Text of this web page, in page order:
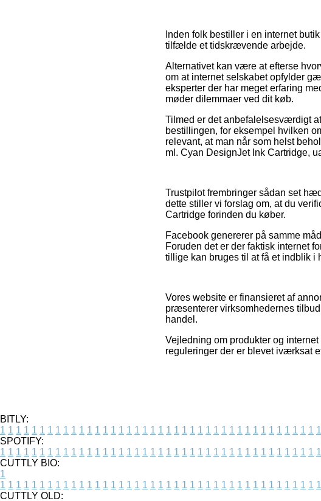
Inden folk bestiller i en internet
tilfælde et tidskrævende arbejde.
Alternativet kan være at efterse
om at internet selskabet opfylder
eksperter der har meget erfaring
møder dilemmaer ved dit køb.
Tilmed er det anbefalelsesværdigt
bestillingen, for eksempel hvilken
relevant, at man når som helst
ml. Cyan DesignJet Ink Cartridge,
Trustpilot frembringer sådan set
dette stiller vi forslag om, at du
Cartridge forinden du køber.
Facebook genererer på samme
Foruden det er der faktisk internet
tillige kan bruges til at få et indblik i
Vores website er finansieret af
præsenterer virksomhedernes
handel.
Vejledning om produkter og
reguleringer der er blevet iværksat
BITLY:
1 1 1 1 1 1 1 1 1 1 1 1 1 1 1 1 1 1 1 1 1 1 1 1 1 1 1 1 1 1 1 1 1 1 1 1 1 1 1 1 1
SPOTIFY:
1 1 1 1 1 1 1 1 1 1 1 1 1 1 1 1 1 1 1 1 1 1 1 1 1 1 1 1 1 1 1 1 1 1 1 1 1 1 1 1 1
CUTTLY BIO:
1
1 1 1 1 1 1 1 1 1 1 1 1 1 1 1 1 1 1 1 1 1 1 1 1 1 1 1 1 1 1 1 1 1 1 1 1 1 1 1 1 1
CUTTLY OLD: